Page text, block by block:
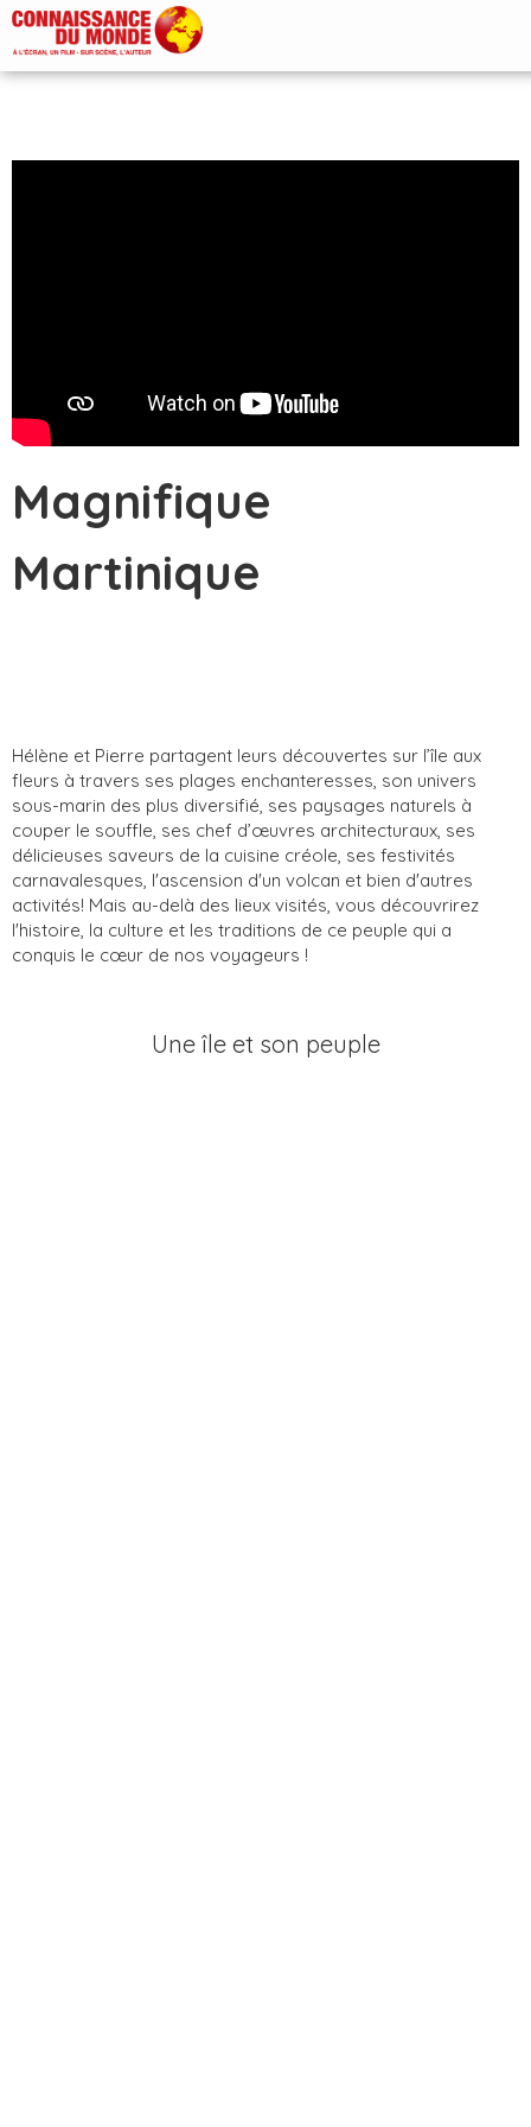
Magnifique
Martinique
Une île et son peuple
Hélène et Pierre partagent leurs découvertes sur l’île aux
fleurs à travers ses plages enchanteresses, son univers
sous-marin des plus diversifié, ses paysages naturels à
couper le souffle, ses chef d’œuvres architecturaux, ses
délicieuses saveurs de la cuisine créole, ses festivités
carnavalesques, l'ascension d'un volcan et bien d'autres
activités! Mais au-delà des lieux visités, vous découvrirez
l'histoire, la culture et les traditions de ce peuple qui a
conquis le cœur de nos voyageurs !